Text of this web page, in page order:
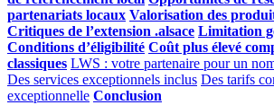
partenariats locaux Valorisation des
Critiques de l’extension .alsace Limitation
Conditions d’éligibilité Coût plus élevé
classiques LWS : votre partenaire pour un
Des services exceptionnels inclus Des tarifs
exceptionnelle Conclusion